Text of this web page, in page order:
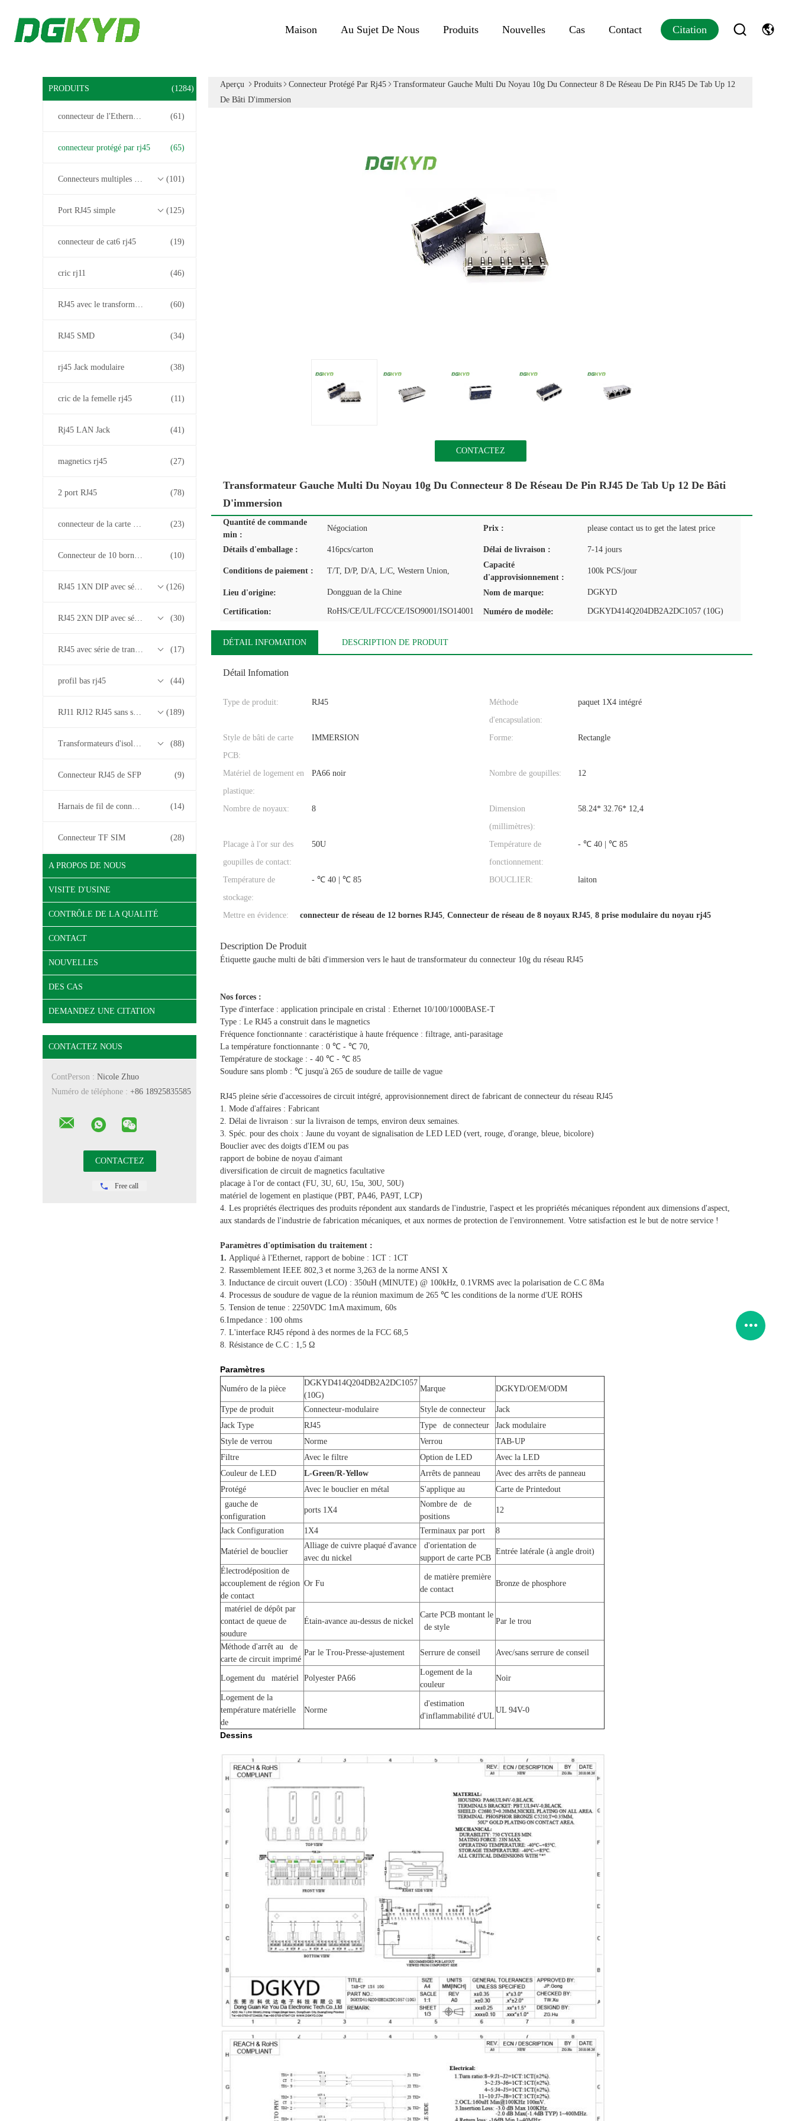
Maison Au Sujet De Nous Produits Nouvelles Cas Contact Citation
PRODUITS (1284)
connecteur de l'Ethernet rj45 (61)
connecteur protégé par rj45 (65)
Connecteurs multiples du port RJ45 (101)
Port RJ45 simple (125)
connecteur de cat6 rj45 (19)
cric rj11 (46)
RJ45 avec le transformateur (60)
RJ45 SMD (34)
rj45 Jack modulaire (38)
cric de la femelle rj45 (11)
Rj45 LAN Jack (41)
magnetics rj45 (27)
2 port RJ45 (78)
connecteur de la carte PCB rj45 (23)
Connecteur de 10 bornes RJ45 (10)
RJ45 1XN DIP avec série de transformateurs base-T 10/100/1000M (126)
RJ45 2XN DIP avec série de transformateurs base-T 10/100/1000M (30)
RJ45 avec série de transformateurs 2.5G/5G/10G Base-T (17)
profil bas rj45 (44)
RJ11 RJ12 RJ45 sans série de transformateurs (189)
Transformateurs d'isolement (88)
Connecteur RJ45 de SFP (9)
Harnais de fil de connecteur (14)
Connecteur TF SIM (28)
A PROPOS DE NOUS
VISITE D'USINE
CONTRÔLE DE LA QUALITÉ
CONTACT
NOUVELLES
DES CAS
DEMANDEZ UNE CITATION
CONTACTEZ NOUS
ContPerson : Nicole Zhuo
Numéro de téléphone : +86 18925835585
Free call
Aperçu Produits Connecteur Protégé Par Rj45
Transformateur Gauche Multi Du Noyau 10g Du Connecteur 8 De Réseau De Pin RJ45 De Tab Up 12
De Bâti D'immersion
CONTACTEZ
Transformateur Gauche Multi Du Noyau 10g Du Connecteur 8 De Réseau De Pin RJ45 De Tab Up 12 De Bâti
D'immersion
Quantité de commande
min :
Négociation Prix : please contact us to get the latest price
Détails d'emballage : 416pcs/carton Délai de livraison : 7-14 jours
Conditions de paiement : T/T, D/P, D/A, L/C, Western Union,
Capacité
d'approvisionnement :
100k PCS/jour
Lieu d'origine: Dongguan de la Chine Nom de marque: DGKYD
Certification: RoHS/CE/UL/FCC/CE/ISO9001/ISO14001 Numéro de modèle: DGKYD414Q204DB2A2DC1057 (10G)
DÉTAIL INFOMATION DESCRIPTION DE PRODUIT
Détail Infomation
Type de produit: RJ45
Méthode
d'encapsulation:
paquet 1X4 intégré
Style de bâti de carte
PCB:
IMMERSION Forme: Rectangle
Matériel de logement en
plastique:
PA66 noir Nombre de goupilles: 12
Nombre de noyaux: 8
Dimension
(millimètres):
58.24* 32.76* 12,4
Placage à l'or sur des
goupilles de contact:
50U
Température de
fonctionnement:
- ℃ 40 | ℃ 85
Température de
stockage:
- ℃ 40 | ℃ 85 BOUCLIER: laiton
Mettre en évidence: connecteur de réseau de 12 bornes RJ45, Connecteur de réseau de 8 noyaux RJ45, 8 prise modulaire du noyau rj45
Description De Produit
Étiquette gauche multi de bâti d'immersion vers le haut de transformateur du connecteur 10g du réseau RJ45
Nos forces :
Type d'interface : application principale en cristal : Ethernet 10/100/1000BASE-T
Type : Le RJ45 a construit dans le magnetics
Fréquence fonctionnante : caractéristique à haute fréquence : filtrage, anti-parasitage
La température fonctionnante : 0 ℃ - ℃ 70,
Température de stockage : - 40 ℃ - ℃ 85
Soudure sans plomb : ℃ jusqu'à 265 de soudure de taille de vague
RJ45 pleine série d'accessoires de circuit intégré, approvisionnement direct de fabricant de connecteur du réseau RJ45
1. Mode d'affaires : Fabricant
2. Délai de livraison : sur la livraison de temps, environ deux semaines.
3. Spéc. pour des choix : Jaune du voyant de signalisation de LED LED (vert, rouge, d'orange, bleue, bicolore)
Bouclier avec des doigts d'IEM ou pas
rapport de bobine de noyau d'aimant
diversification de circuit de magnetics facultative
placage à l'or de contact (FU, 3U, 6U, 15u, 30U, 50U)
matériel de logement en plastique (PBT, PA46, PA9T, LCP)
4. Les propriétés électriques des produits répondent aux standards de l'industrie, l'aspect et les propriétés mécaniques répondent aux dimensions d'aspect,
aux standards de l'industrie de fabrication mécaniques, et aux normes de protection de l'environnement. Votre satisfaction est le but de notre service !
Paramètres d'optimisation du traitement :
1. Appliqué à l'Ethernet, rapport de bobine : 1CT : 1CT
2. Rassemblement IEEE 802,3 et norme 3,263 de la norme ANSI X
3. Inductance de circuit ouvert (LCO) : 350uH (MINUTE) @ 100kHz, 0.1VRMS avec la polarisation de C.C 8Ma
4. Processus de soudure de vague de la réunion maximum de 265 ℃ les conditions de la norme d'UE ROHS
5. Tension de tenue : 2250VDC 1mA maximum, 60s
6.Impedance : 100 ohms
7. L'interface RJ45 répond à des normes de la FCC 68,5
8. Résistance de C.C : 1,5 Ω
Paramètres
Numéro de la pièce
DGKYD414Q204DB2A2DC1057
(10G)
Marque DGKYD/OEM/ODM
Type de produit Connecteur-modulaire Style de connecteur
Jack
Jack Type
RJ45 Type de connecteur
Jack modulaire
Style de verrou
Norme Verrou
TAB-UP
Filtre
Avec le filtre Option de LED
Avec la LED
Couleur de LED
L-Green/R-Yellow Arrêts de panneau
Avec des arrêts de panneau
Protégé
Avec le bouclier en métal S'applique au
Carte de Printedout
gauche de
configuration
ports 1X4
Nombre de de
positions
12
Jack Configuration 1X4 Terminaux par port 8
Matériel de bouclier
Alliage de cuivre plaqué d'avance
avec du nickel
d'orientation de
support de carte PCB
Entrée latérale (à angle droit)
Électrodéposition de
accouplement de région
de contact
Or Fu
de matière première
de contact
Bronze de phosphore
matériel de dépôt par
contact de queue de
soudure
Étain-avance au-dessus de nickel
Carte PCB montant le
de style
Par le trou
Méthode d'arrêt au de
carte de circuit imprimé
Par le Trou-Presse-ajustement Serrure de conseil Avec/sans serrure de conseil
Logement du matériel Polyester PA66
Logement de la
couleur
Noir
Logement de la
température matérielle
de
Norme
d'estimation
d'inflammabilité d'UL
UL 94V-0
Dessins